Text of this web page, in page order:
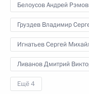
Белоусов Андрей
Груздев Владимир
Игнатьев Сергей
Ливанов Дмитрий
Ещё 4